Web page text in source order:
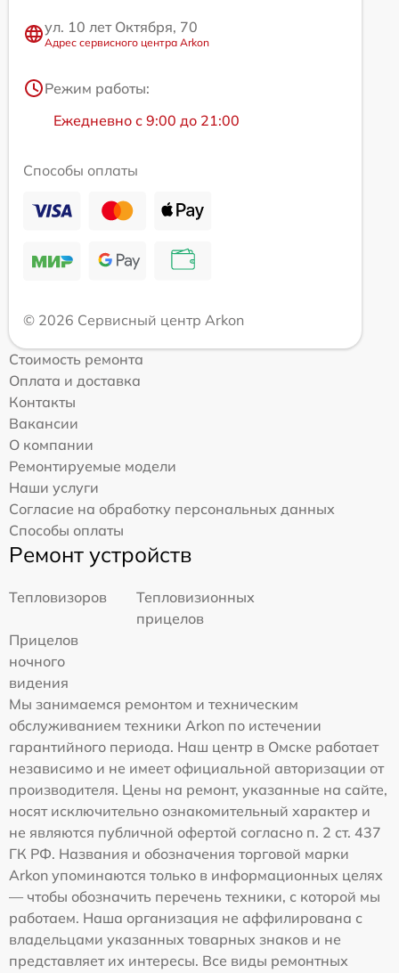
ул. 10 лет Октября, 70
Адрес сервисного центра Arkon
Режим работы:
Ежедневно с 9:00 до 21:00
Способы оплаты
© 2026 Сервисный центр Arkon
Стоимость ремонта
Оплата и доставка
Контакты
Вакансии
О компании
Ремонтируемые модели
Наши услуги
Согласие на обработку персональных данных
Способы оплаты
Ремонт устройств
Тепловизоров
Тепловизионных
прицелов
Прицелов
ночного
видения
Мы занимаемся ремонтом и техническим
обслуживанием техники Arkon по истечении
гарантийного периода. Наш центр в Омске работает
независимо и не имеет официальной авторизации от
производителя. Цены на ремонт, указанные на сайте,
носят исключительно ознакомительный характер и
не являются публичной офертой согласно п. 2 ст. 437
ГК РФ. Названия и обозначения торговой марки
Arkon упоминаются только в информационных целях
— чтобы обозначить перечень техники, с которой мы
работаем. Наша организация не аффилирована с
владельцами указанных товарных знаков и не
представляет их интересы. Все виды ремонтных